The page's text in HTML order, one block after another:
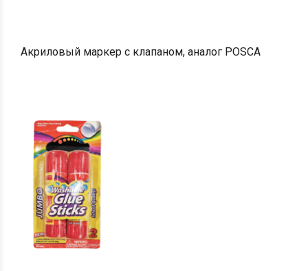
Акриловый маркер с клапаном, аналог POSCA